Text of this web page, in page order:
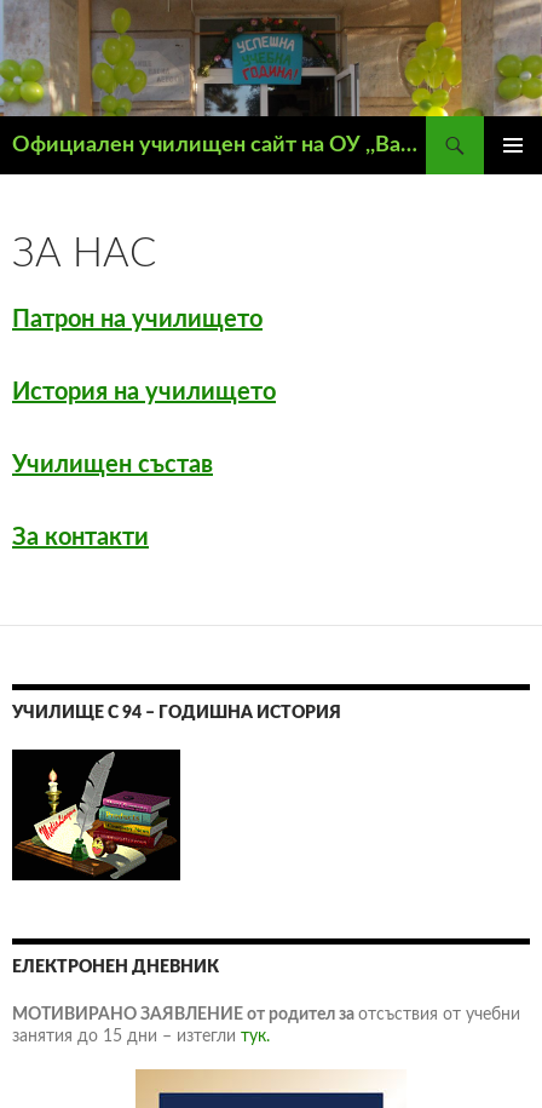
Официален училищен сайт на ОУ ,,Васил Левски" – гр. Кнежа
ЗА НАС
Патрон на училището
История на училището
Училищен състав
За контакти
УЧИЛИЩЕ С 94 – ГОДИШНА ИСТОРИЯ
ЕЛЕКТРОНЕН ДНЕВНИК
МОТИВИРАНО ЗАЯВЛЕНИЕ от родител за отсъствия от учебни
занятия до 15 дни – изтегли тук.